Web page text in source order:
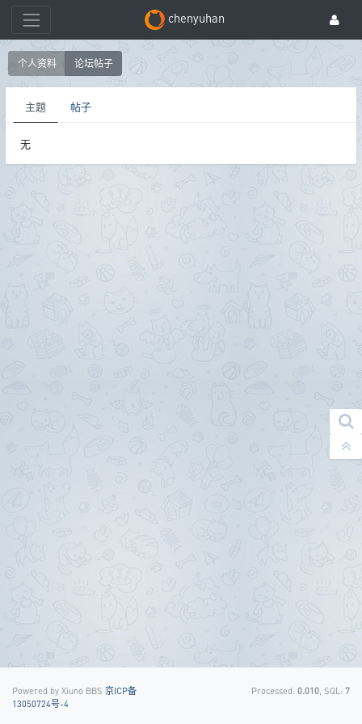
chenyuhan
个人资料 论坛帖子
主题 帖子
无
Powered by Xiuno BBS 京ICP备
13050724号-4
Processed: 0.010 , SQL: 7